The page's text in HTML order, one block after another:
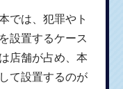
では、犯罪やト
設置するケース
店舗が占め、本
て設置するのが